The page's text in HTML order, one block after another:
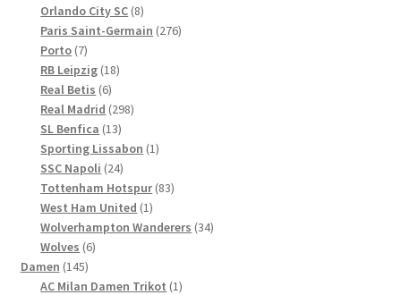
Orlando City SC 88
Produkte
Paris Saint-Germain 276276
Porto 77
Produkte
RB Leipzig 1818
Real Betis 66
Produkte
Real Madrid 298298
SL Benfica 1313
Produkte
Sporting Lissabon 11
SSC Napoli 2424
Produkte
Tottenham Hotspur 8383
West Ham United 11
Produkt
Wolverhampton Wanderers 3434
Wolves 66
Damen 145145
Produkte
AC Milan Damen Trikot 11